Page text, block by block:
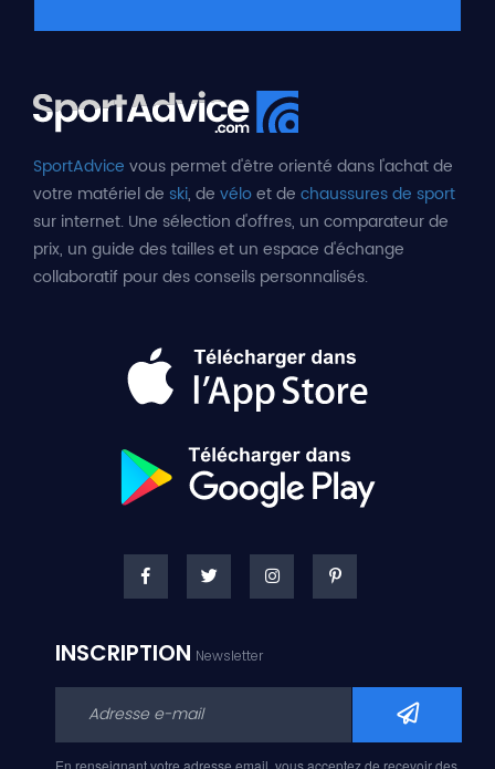
SportAdvice vous permet d'être orienté dans l'achat de
votre matériel de ski, de véloet de chaussures de sport
sur internet. Une sélection d'offres, un comparateur de
prix, un guide des tailles et un espace d'échange
collaboratif pour des conseils personnalisés.
INSCRIPTION Newsletter
En renseignant votre adresse email, vous acceptez de recevoir des